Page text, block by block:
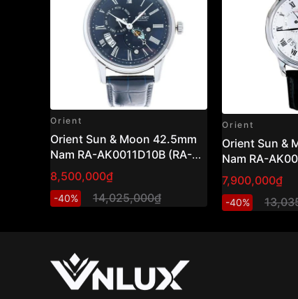
Orient
Orient Sun & Moon 42.5mm
Nam RA-AK0011D10B (RA-
AK0011D30B)
8,500,000₫
-40% 14,025,000₫
Orient
Orient Sun &
Nam RA-
AK0008S30B )
7,900,000₫
-40%